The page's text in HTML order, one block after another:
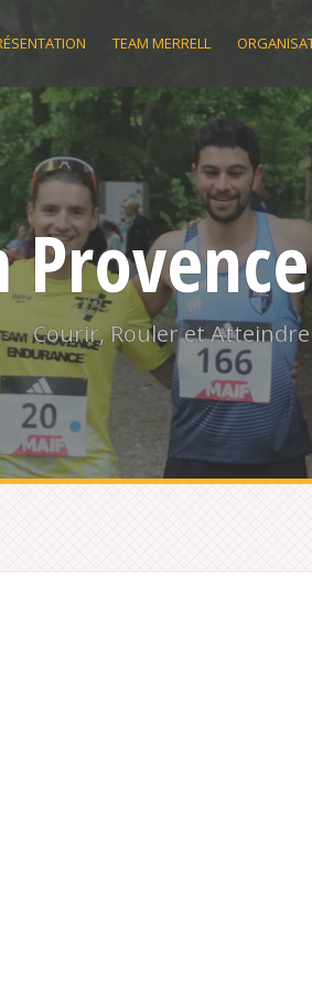
TEAM MERRELL
Courir, Rouler et